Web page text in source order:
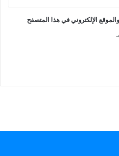
الإلكتروني في هذا المتصفح